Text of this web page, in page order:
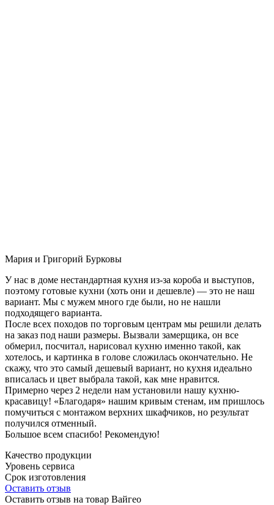
Мария и Григорий Бурковы
У нас в доме нестандартная кухня из-за короба и выступов,
поэтому готовые кухни (хоть они и дешевле) — это не наш
вариант. Мы с мужем много где были, но не нашли
подходящего варианта.
После всех походов по торговым центрам мы решили делать
на заказ под наши размеры. Вызвали замерщика, он все
обмерил, посчитал, нарисовал кухню именно такой, как
хотелось, и картинка в голове сложилась окончательно. Не
скажу, что это самый дешевый вариант, но кухня идеально
вписалась и цвет выбрала такой, как мне нравится.
Примерно через 2 недели нам установили нашу кухню-
красавицу! «Благодаря» нашим кривым стенам, им пришлось
помучиться с монтажом верхних шкафчиков, но результат
получился отменный.
Большое всем спасибо! Рекомендую!
Качество продукции
Уровень сервиса
Срок изготовления
Оставить отзыв
Оставить отзыв на товар Вайгео